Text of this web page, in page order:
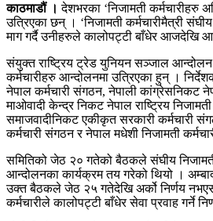
काठमाडौं । देशभरका ‘निजामती कर्मचारीहरु
उत्रिएका छन् । ‘निजामती कर्मचारीमैत्री संघीय
माग गर्दै उनीहरुले कालोपट्टी बाँधेर आजदेखि
संयुक्त राष्ट्रिय ट्रेड युनियन सञ्जाल आन्दोलन
कर्मचारीहरु आन्दोलनमा उत्रिएका हुन् ।
नेपाल कर्मचारी संगठन, नेपाली कांग्रेसनिकट
माओवादी केन्द्र निकट नेपाल राष्ट्रिय
समाजवादीनिकट एकीकृत सरकारी कर्मचारी
कर्मचारी संगठन र नेपाल मधेशी निजामती
समितिको जेठ २० गतेको बैठकले संघीय निजामती
आन्दोलनका कार्यक्रम तय गरेको थियो ।
उक्त बैठकले जेठ २५ गतेदेखि अर्को निर्णय
कर्मचारीले कालोपट्टी बाँधेर सेवा प्रवाह गर्ने